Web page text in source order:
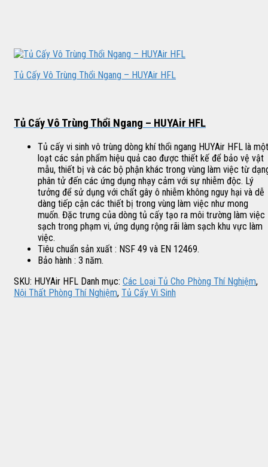
Tủ Cấy Vô Trùng Thổi Ngang – HUYAir HFL
Tủ Cấy Vô Trùng Thổi Ngang – HUYAir HFL
Tủ cấy vi sinh vô trùng dòng khí thổi ngang HUYAir HFL là một
loạt các sản phẩm hiệu quả cao được thiết kế để bảo vệ vật
mẫu, thiết bị và các bộ phận khác trong vùng làm việc từ
phân tử đến các ứng dụng nhạy cảm với sự nhiễm độc. Lý
tưởng để sử dụng với chất gây ô nhiễm không nguy hại và dễ
dàng tiếp cận các thiết bị trong vùng làm việc như mong
muốn. Đặc trưng của dòng tủ cấy tạo ra môi trường làm việc
sạch trong phạm vi, ứng dụng rộng rãi làm sạch khu vực làm
việc.
Tiêu chuẩn sản xuất : NSF 49 và EN 12469.
Bảo hành : 3 năm.
SKU: HUYAir HFL Danh mục: Các Loại Tủ Cho Phòng Thí Nghiệm,
Nội Thất Phòng Thí Nghiệm, Tủ Cấy Vi Sinh